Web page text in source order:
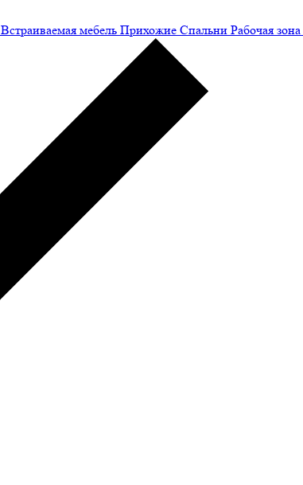
Встраиваемая мебель Прихожие Спальни Рабочая зона